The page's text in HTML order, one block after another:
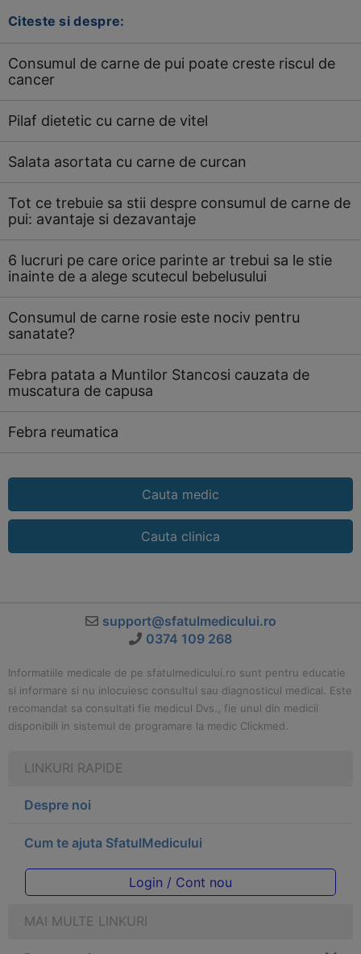
Citeste si despre:
Consumul de carne de pui poate creste riscul de
cancer
Pilaf dietetic cu carne de vitel
Salata asortata cu carne de curcan
Tot ce trebuie sa stii despre consumul de carne de
pui: avantaje si dezavantaje
6 lucruri pe care orice parinte ar trebui sa le stie
inainte de a alege scutecul bebelusului
Consumul de carne rosie este nociv pentru
sanatate?
Febra patata a Muntilor Stancosi cauzata de
muscatura de capusa
Febra reumatica
Cauta medic
Cauta clinica
support@sfatulmedicului.ro
0374 109 268
Informatiile medicale de pe sfatulmedicului.ro sunt pentru educatie
si informare si nu inlocuiesc consultul sau diagnosticul medical. Este
recomandat sa consultati fie medicul Dvs., fie unul din medicii
disponibili in sistemul de programare la medic Clickmed.
LINKURI RAPIDE
Despre noi
Cum te ajuta SfatulMedicului
Login / Cont nou
MAI MULTE LINKURI